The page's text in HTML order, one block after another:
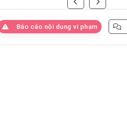
Báo cáo nội dung vi phạm